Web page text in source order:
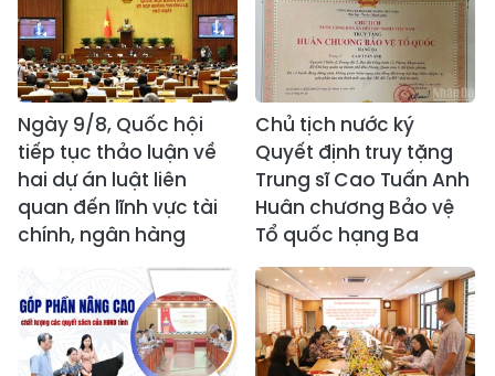
Ngày 9/8, Quốc hội
tiếp tục thảo luận về
hai dự án luật liên
quan đến lĩnh vực tài
chính, ngân hàng
Chủ tịch nước ký
Quyết định truy tặng
Trung sĩ Cao Tuấn Anh
Huân chương Bảo vệ
Tổ quốc hạng Ba